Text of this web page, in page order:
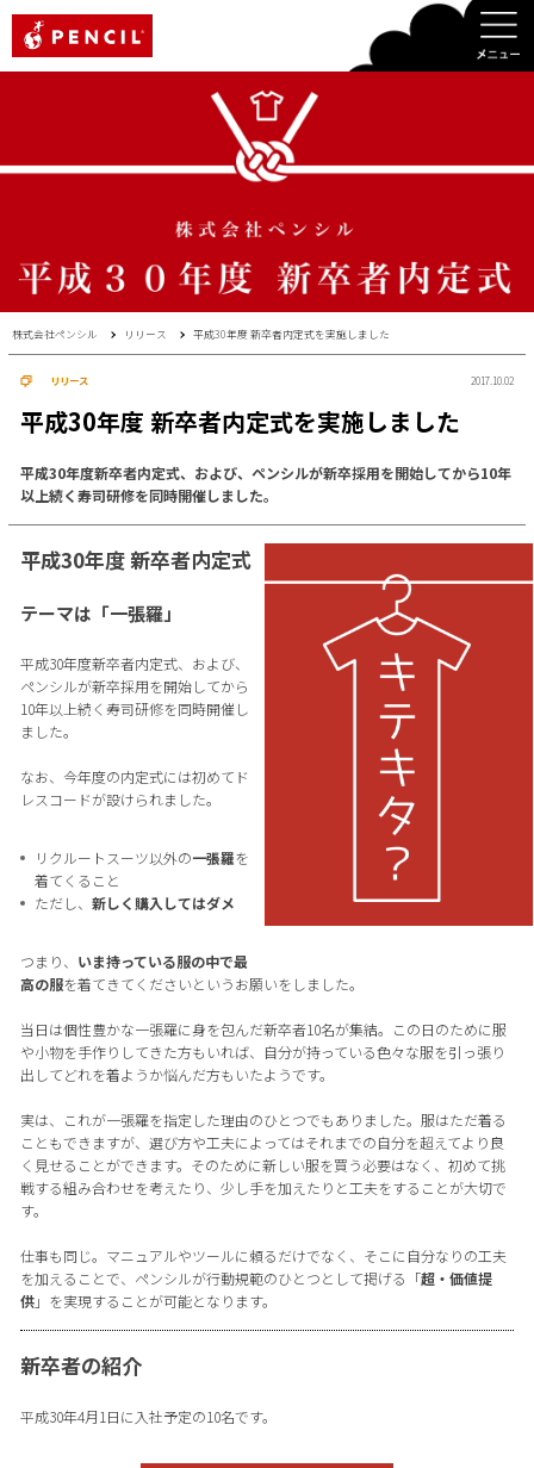
株式会社ペンシル リリース 平成30年度 新卒者内定式を実施しました
リリース 2017.10.02
平成30年度 新卒者内定式を実施しました
平成30年度新卒者内定式、および、ペンシルが新卒採用を開始してから10年
以上続く寿司研修を同時開催しました。
平成30年度 新卒者内定式
テーマは「一張羅」
平成30年度新卒者内定式、および、
ペンシルが新卒採用を開始してから
10年以上続く寿司研修を同時開催し
ました。
なお、今年度の内定式には初めてド
レスコードが設けられました。
リクルートスーツ以外の一張羅を
着てくること
ただし、 新しく購入してはダメ
つまり、 いま持っている服の中で最
高の服を着てきてくださいというお願いをしました。
当日は個性豊かな一張羅に身を包んだ新卒者10名が集結。この日のために服
や小物を手作りしてきた方もいれば、自分が持っている色々な服を引っ張り
出してどれを着ようか悩んだ方もいたようです。
実は、これが一張羅を指定した理由のひとつでもありました。服はただ着る
こともできますが、選び方や工夫によってはそれまでの自分を超えてより良
く見せることができます。そのために新しい服を買う必要はなく、初めて挑
戦する組み合わせを考えたり、少し手を加えたりと工夫をすることが大切で
す。
仕事も同じ。マニュアルやツールに頼るだけでなく、そこに自分なりの工夫
を加えることで、ペンシルが行動規範のひとつとして掲げる「超・価値提
供」を実現することが可能となります。
新卒者の紹介
平成30年4月1日に入社予定の10名です。